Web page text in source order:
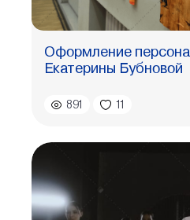
Оформление
Екатерины Бубновой
891 11